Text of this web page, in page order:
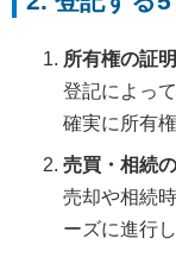
所有権の証明
登記によっ
確実に所有
売買・相続
売却や相続
ーズに進行し